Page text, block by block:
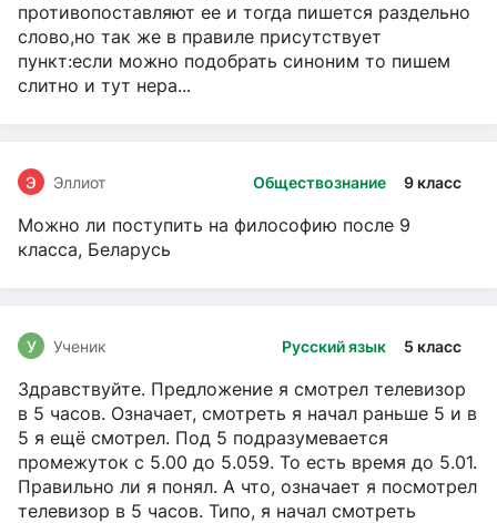
противопоставляют ее и тогда пишется раздельно
слово,но так же в правиле присутствует
пункт:если можно подобрать синоним то пишем
слитно и тут нера...
Обществознание 9 класс
Э Эллиот
Можно ли поступить на философию после 9
класса, Беларусь
Русский язык 5 класс
У Ученик
Здравствуйте. Предложение я смотрел телевизор
в 5 часов. Означает, смотреть я начал раньше 5 и в
5 я ещё смотрел. Под 5 подразумевается
промежуток с 5.00 до 5.059. То есть время до 5.01.
Правильно ли я понял. А что, означает я посмотрел
телевизор в 5 часов. Типо, я начал смотреть